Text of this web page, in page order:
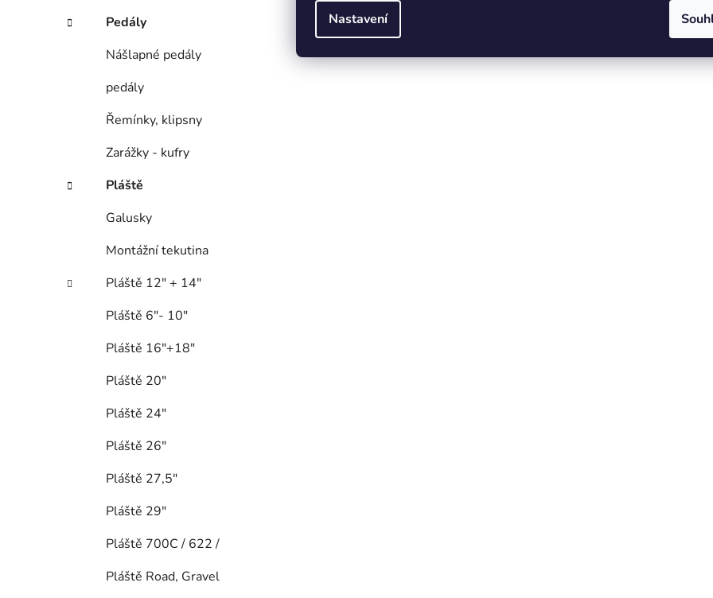
Nastavení
Pedály
Nášlapné pedály
pedály
Řemínky, klipsny
Zarážky - kufry
Pláště
Galusky
Montážní tekutina
Pláště 12" + 14"
Pláště 6"- 10"
Pláště 16"+18"
Pláště 20"
Pláště 24"
Pláště 26"
Pláště 27,5"
Pláště 29"
Pláště 700C / 622 /
Pláště Road, Gravel